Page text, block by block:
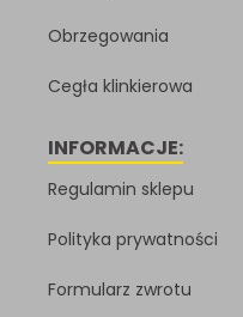
Obrzegowania
Cegła klinkierowa
INFORMACJE:
Regulamin sklepu
Polityka prywatności
Formularz zwrotu